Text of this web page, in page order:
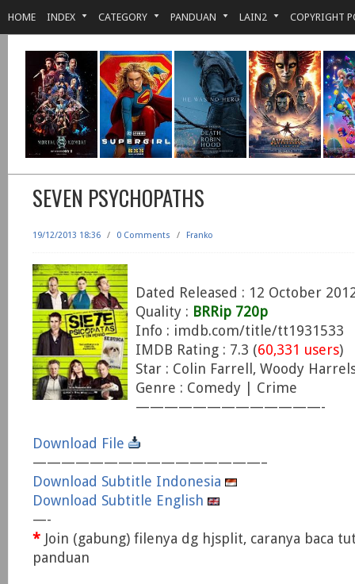
HOME INDEX CATEGORY PANDUAN LAIN2 COPYRIGHT
SEVEN PSYCHOPATHS
19/12/2013 18:36 / 0 Comments / Franko
Dated Released : 12 October
Quality : BRRip 720p
Info : imdb.com/title/tt1931533
IMDB Rating : 7.3 (60,331 users)
Star : Colin Farrell, Woody
Genre : Comedy | Crime
—————————————-
Download File
————————————————–
Download Subtitle Indonesia
Download Subtitle English
—-
* Join (gabung) filenya dg hjsplit, caranya baca
panduan